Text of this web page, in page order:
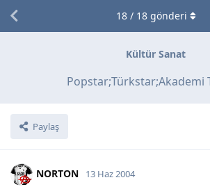
Kültür Sanat
Popstar;Türkstar;Akademi
Paylaş
18/ 18gönderi
NORTON 13 Haz 2004